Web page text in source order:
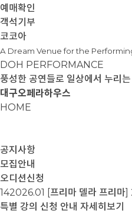
예매확인
객석기부
코코아
A Dream Venue for the
DOH PERFORMANCE
풍성한 공연들로 일상에서 누리
대구오페라하우스
HOME
공지사항
모집안내
오디션신청
142026.01 [프리마 델라 프리마
특별 강의 신청 안내 자세히보기